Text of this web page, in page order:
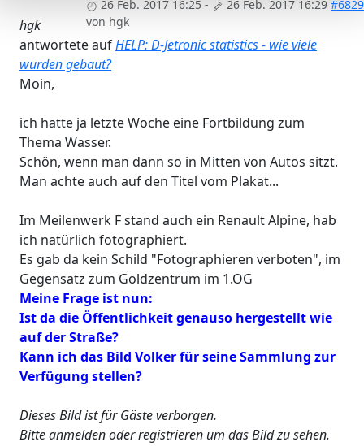
26 Feb. 2017 16:25 - 26 Feb. 2017 16:29 #6829
von hgk
hgk
antwortete aufHELP: D-Jetronic statistics - wie viele
wurden gebaut?
Moin,
ich hatte ja letzte Woche eine Fortbildung zum
Thema Wasser.
Schön, wenn man dann so in Mitten von Autos sitzt.
Man achte auch auf den Titel vom Plakat...
Im Meilenwerk F stand auch ein Renault Alpine, hab
ich natürlich fotographiert.
Es gab da kein Schild "Fotographieren verboten", im
Gegensatz zum Goldzentrum im 1.OG
Meine Frage ist nun:
Ist da die Öffentlichkeit genauso hergestellt wie
auf der Straße?
Kann ich das Bild Volker für seine Sammlung zur
Verfügung stellen?
Dieses Bild ist für Gäste verborgen.
Bitte anmelden oder registrieren um das Bild zu sehen.